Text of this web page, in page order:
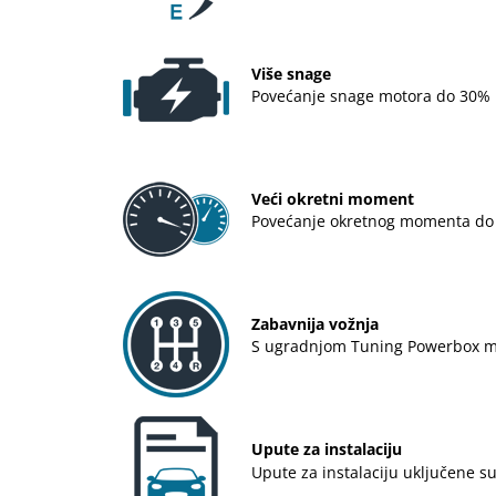
Više snage
Povećanje snage motora do
Veći okretni moment
Povećanje okretnog momenta
Zabavnija vožnja
S ugradnjom Tuning Powerbox
Upute za instalaciju
Upute za instalaciju uključene